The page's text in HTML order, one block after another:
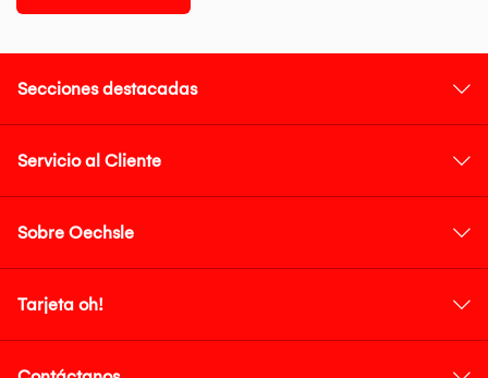
Secciones destacadas
Servicio al Cliente
Sobre Oechsle
Tarjeta oh!